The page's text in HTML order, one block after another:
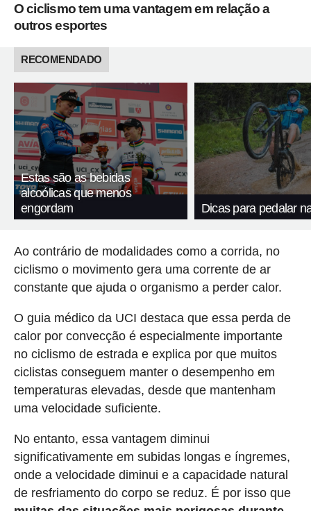
O ciclismo tem uma vantagem em relação a
outros esportes
RECOMENDADO
Estas são as bebidas
alcoólicas que menos
engordam
Dicas para pedalar
Ao contrário de modalidades como a corrida, no
ciclismo o movimento gera uma corrente de ar
constante que ajuda o organismo a perder calor.
O guia médico da UCI destaca que essa perda de
calor por convecção é especialmente importante
no ciclismo de estrada e explica por que muitos
ciclistas conseguem manter o desempenho em
temperaturas elevadas, desde que mantenham
uma velocidade suficiente.
No entanto, essa vantagem diminui
significativamente em subidas longas e íngremes,
onde a velocidade diminui e a capacidade natural
de resfriamento do corpo se reduz. É por isso que